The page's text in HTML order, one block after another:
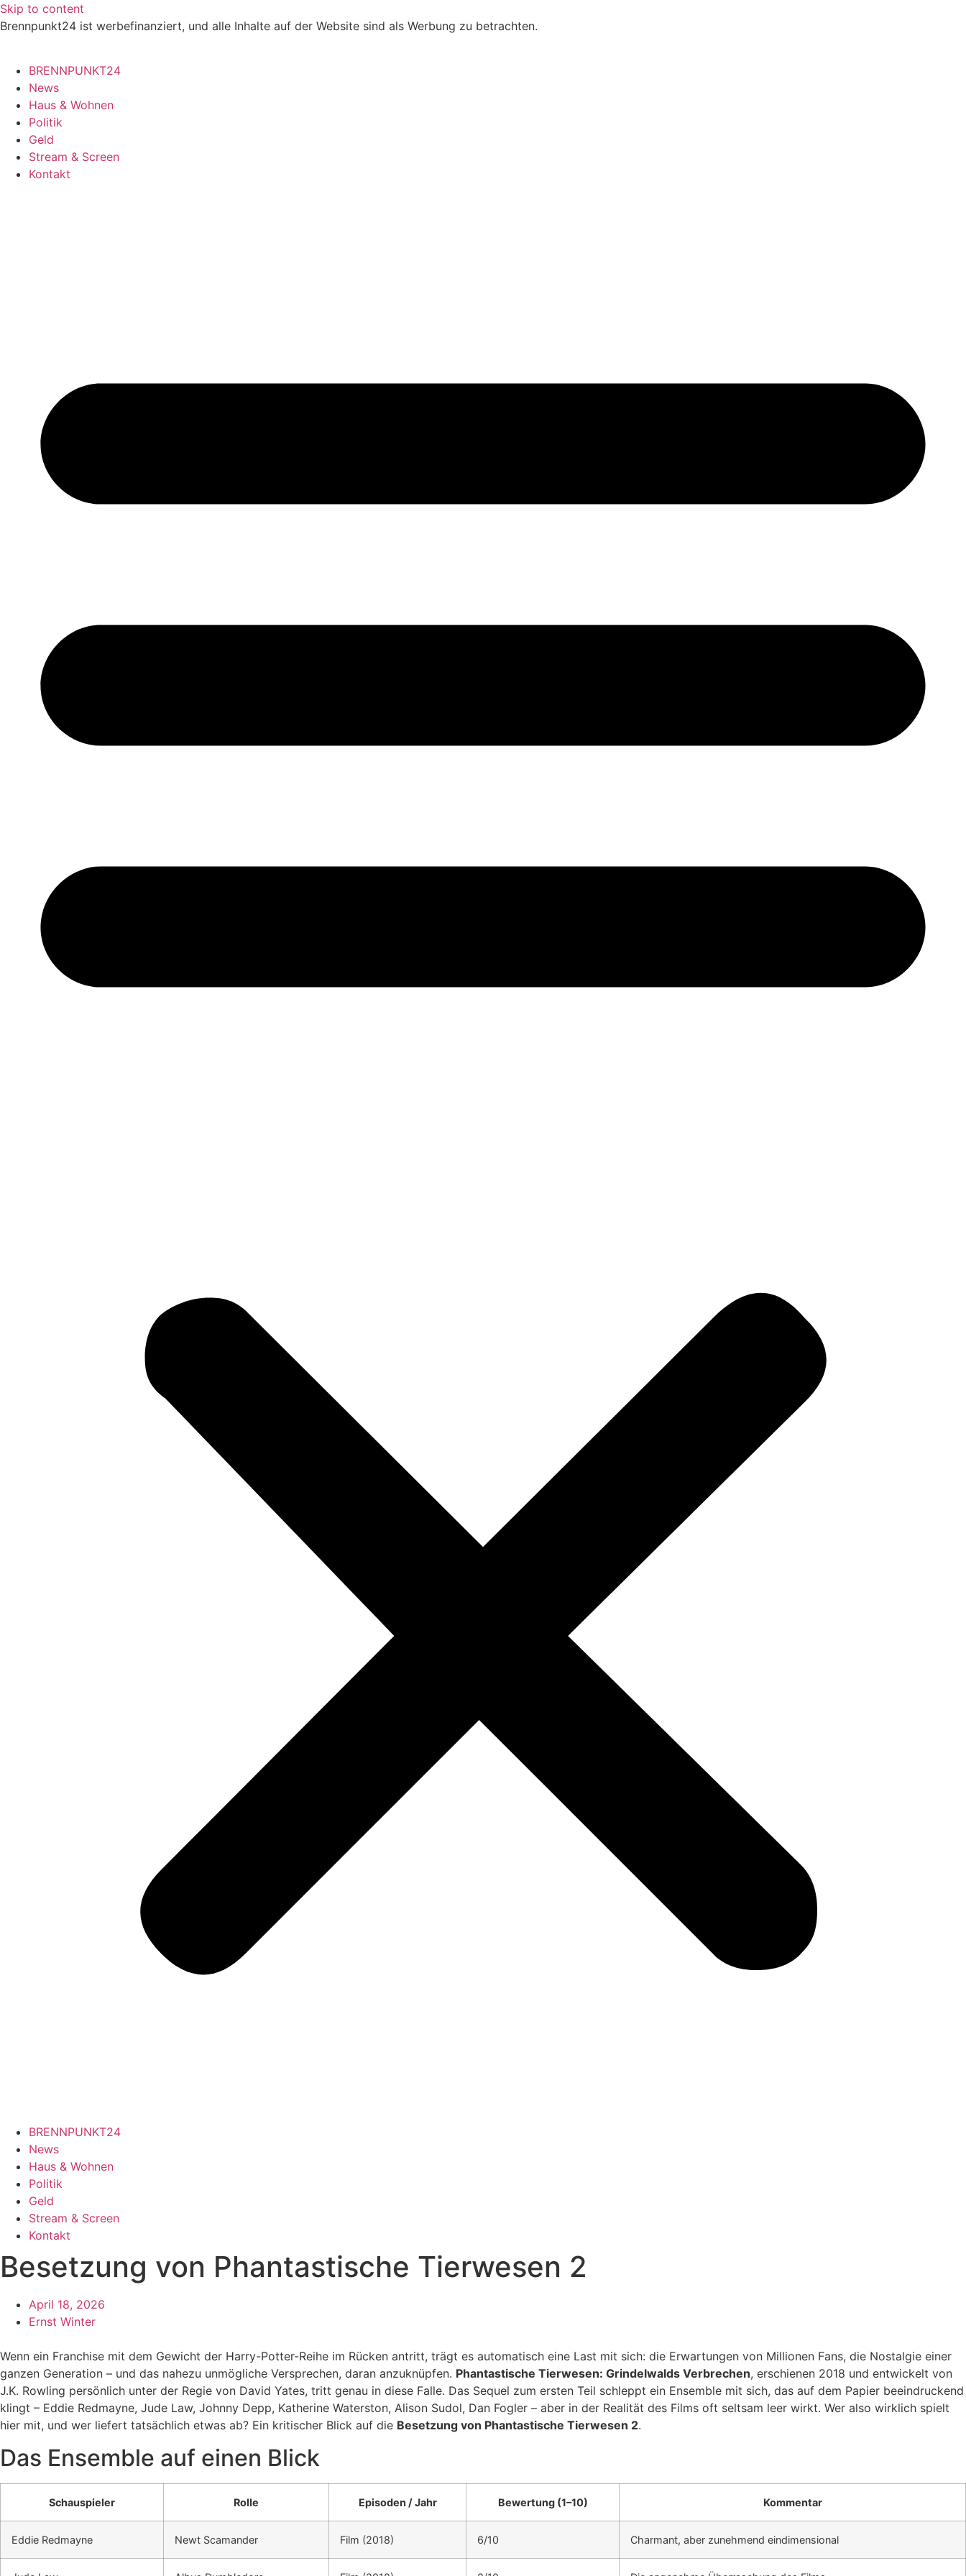
Skip to content
Brennpunkt24 ist werbefinanziert, und alle Inhalte auf der Website sind als Werbung zu betrachten.
BRENNPUNKT24
News
Haus & Wohnen
Politik
Geld
Stream & Screen
Kontakt
BRENNPUNKT24
News
Haus & Wohnen
Politik
Geld
Stream & Screen
Kontakt
Besetzung von Phantastische Tierwesen 2
April 18, 2026
Ernst Winter
Wenn ein Franchise mit dem Gewicht der Harry-Potter-Reihe im Rücken antritt, trägt es automatisch eine Last mit sich: die Erwartungen von Millionen Fans, die Nostalgie einer
ganzen Generation – und das nahezu unmögliche Versprechen, daran anzuknüpfen. Phantastische Tierwesen: Grindelwalds Verbrechen, erschienen 2018 und entwickelt von
J.K. Rowling persönlich unter der Regie von David Yates, tritt genau in diese Falle. Das Sequel zum ersten Teil schleppt ein Ensemble mit sich, das auf dem Papier beeindruckend
klingt – Eddie Redmayne, Jude Law, Johnny Depp, Katherine Waterston, Alison Sudol, Dan Fogler – aber in der Realität des Films oft seltsam leer wirkt. Wer also wirklich spielt
hier mit, und wer liefert tatsächlich etwas ab? Ein kritischer Blick auf die Besetzung von Phantastische Tierwesen 2.
Das Ensemble auf einen Blick
Schauspieler Rolle Episoden / Jahr Bewertung (1–10) Kommentar
Eddie Redmayne Newt Scamander Film (2018) 6/10 Charmant, aber zunehmend eindimensional